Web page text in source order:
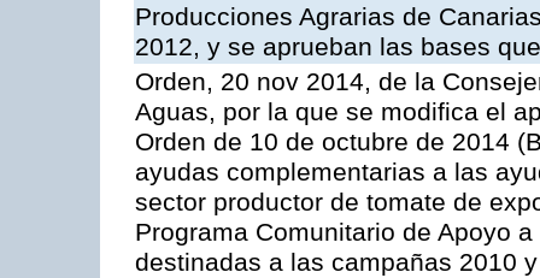
Producciones Agrarias de
2012, y se aprueban las bases
Orden, 20 nov 2014, de la
Aguas, por la que se modifica el
Orden de 10 de octubre de 2014
ayudas complementarias a las
sector productor de tomate de
Programa Comunitario de Apoyo
destinadas a las campañas 2010